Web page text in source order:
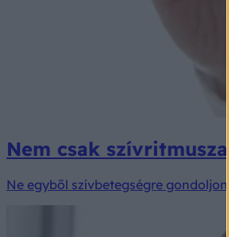
Nem csak
Ne egyből szívbetegségre gondoljon, ha